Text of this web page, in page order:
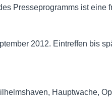
Presseprogramms ist
2012. Eintreffen bis
Hauptwache,